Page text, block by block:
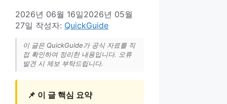
2026년 06월 16일2026년 05월
27일 작성자: QuickGuide
이 글은 QuickGuide가 공식 자료를 직
접 확인하여 정리한 내용입니다. 오류
발견 시 제보 부탁드립니다.
📌 이 글 핵심 요약